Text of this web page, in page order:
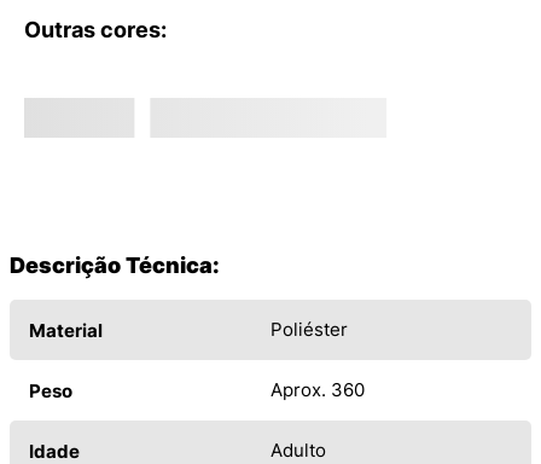
Outras cores:
Descrição Técnica:
Material Poliéster
Peso Aprox. 360
Idade Adulto